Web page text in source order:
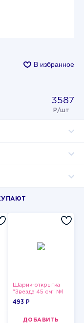
В избранное
3587
Р/шт
Шарик-открытка
"Звезда 45 см" №1
493 P
ДОБАВИТЬ